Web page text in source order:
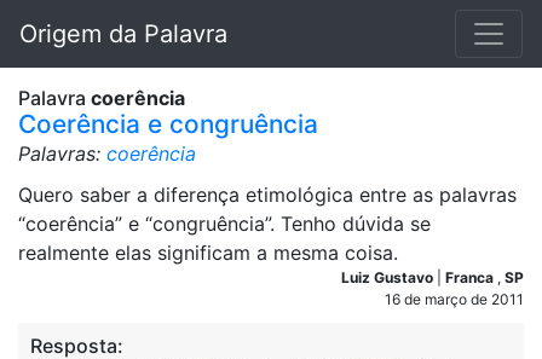
Origem da Palavra
Palavra coerência
Coerência e congruência
Palavras: coerência
Quero saber a diferença etimológica entre as palavras
“coerência” e “congruência”. Tenho dúvida se
realmente elas significam a mesma coisa.
Luiz Gustavo Franca , SP
16 de março de 2011
Resposta: